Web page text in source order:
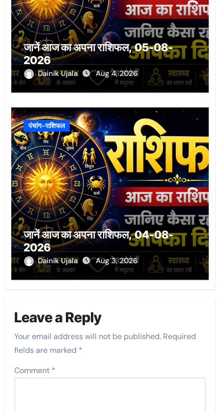
जानें आज का अपना राशिफल, 05-08-
2026
Dainik Ujala Aug 4, 2026
पंचांग-राशिफल
जानें आज का अपना राशिफल, 04-08-
2026
Dainik Ujala Aug 3, 2026
Leave a Reply
Your email address will not be published. Required
fields are marked *
Comment *